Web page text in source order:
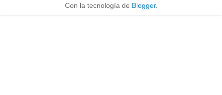
Con la tecnología de Blogger.